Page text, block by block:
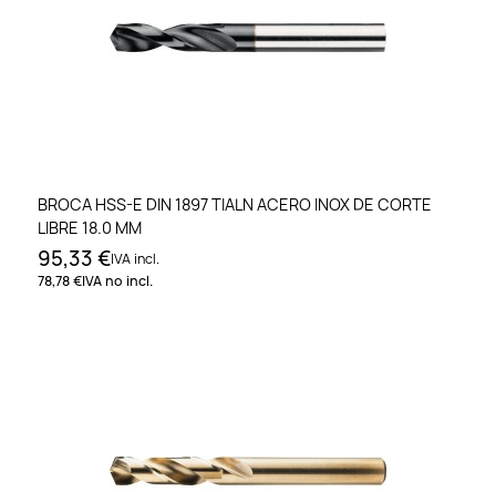
BROCA HSS-E DIN 1897 TIALN ACERO INOX DE CORTE
LIBRE 18.0 MM
95,33 €IVA incl.
78,78 €IVA no incl.